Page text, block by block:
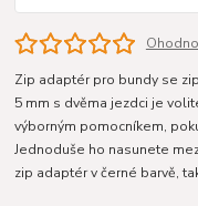
Zip adaptér pro bundy se
5 mm s dvěma jezdci je
výborným pomocníkem,
Jednoduše ho nasunete
zip adaptér v černé barvě,